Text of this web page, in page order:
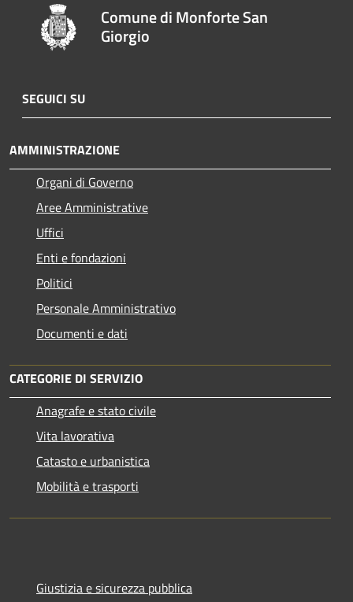
Comune di Monforte San
Giorgio
SEGUICI SU
AMMINISTRAZIONE
Organi di Governo
Aree Amministrative
Uffici
Enti e fondazioni
Politici
Personale Amministrativo
Documenti e dati
CATEGORIE DI SERVIZIO
Anagrafe e stato civile
Vita lavorativa
Catasto e urbanistica
Mobilità e trasporti
Giustizia e sicurezza pubblica